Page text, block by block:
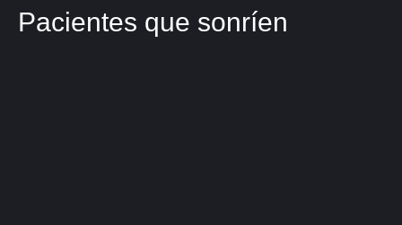
Pacientes que sonríen